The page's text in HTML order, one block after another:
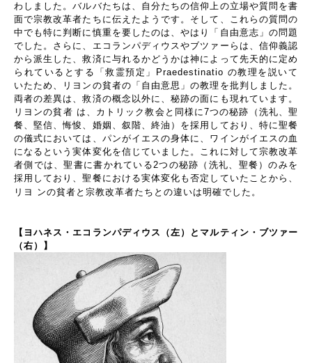
わしました。バルバたちは、自分たちの信仰上の立場や質問を書
面で宗教改革者たちに伝えたようです。そして、これらの質問の
中でも特に判断に慎重を要したのは、やはり「自由意志」の問題
でした。さらに、エコランパディウスやブツァーらは、信仰義認
から派生した、救済に与れるかどうかは神によって先天的に定め
られているとする「救霊預定」
Praedestinatio の教理を説いて
いたため、リヨンの貧者の「自由意思」の教理を批判しました。
両者の差異は、救済の概念以外に、秘跡の面にも現れています。
リヨンの貧者 は、カトリック教会と同様に7つの秘跡（洗礼、聖
餐、堅信、悔悛、婚姻、叙階、終油）を採用しており、特に聖餐
の儀式においては、パンがイエスの身体に、ワインがイエスの血
になるという実体変化を信じていました。これに対して宗教改革
者側では、聖書に書かれている2つの秘跡（洗礼、聖餐）のみを
採用しており、聖餐における実体変化も否定していたことから、
リヨ ンの貧者と宗教改革者たちとの違いは明確でした。
【ヨハネス・エコランパディウス（左）とマルティン・ブツァー
（右）】